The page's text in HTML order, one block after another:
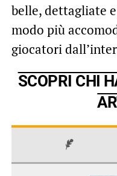
belle, dettagliate
modo più
giocatori
SCOPRI CHI